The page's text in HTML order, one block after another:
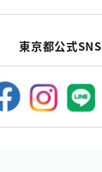
東京都公式SNS